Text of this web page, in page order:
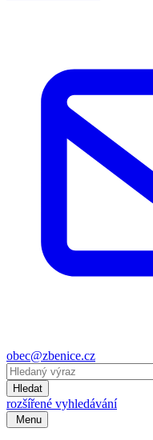
obec@zbenice.cz
Hledat
rozšířené vyhledávání
Menu